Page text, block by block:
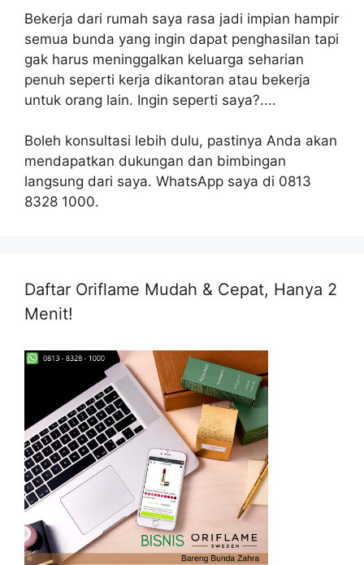
Bekerja dari rumah saya rasa jadi impian hampir
semua bunda yang ingin dapat penghasilan tapi
gak harus meninggalkan keluarga seharian
penuh seperti kerja dikantoran atau bekerja
untuk orang lain. Ingin seperti saya?....
Boleh konsultasi lebih dulu, pastinya Anda akan
mendapatkan dukungan dan bimbingan
langsung dari saya. WhatsApp saya di 0813
8328 1000.
Daftar Oriflame Mudah & Cepat, Hanya 2
Menit!